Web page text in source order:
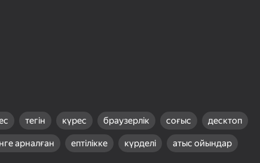
тегін күрес браузерлік соғыс десктоп
арналған ептілікке күрделі атыс ойындар